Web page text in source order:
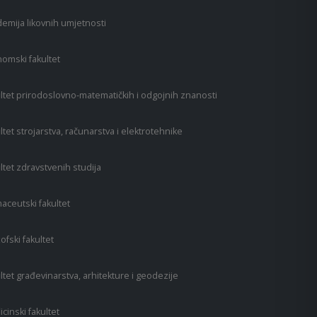
likovnih umjetnosti
fakultet
prirodoslovno-matematičkih i odgojnih znanosti
strojarstva, računarstva i elektrotehnike
zdravstvenih studija
fakultet
fakultet
građevinarstva, arhitekture i geodezije
fakultet